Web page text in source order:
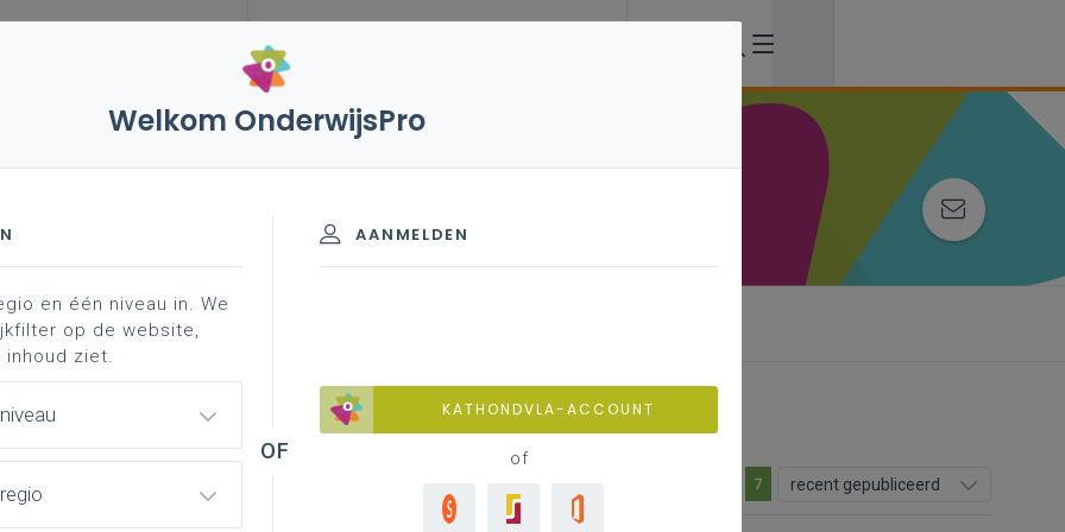
vakken en leerplannen 3de graad
finaliteit
materiaal achtergrond
7 recent gepubliceerd
Welkom OnderwijsPro
AANMELDEN
KATHONDVLA-ACCOUNT
of
en één niveau in. We
op de website,
ziet.